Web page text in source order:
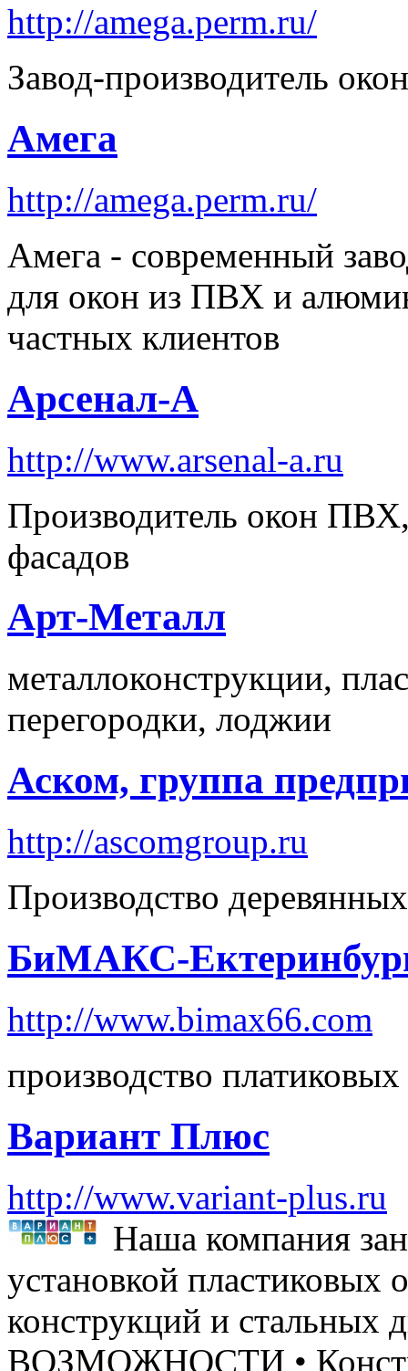
http://amega.perm.ru/
Завод-производитель
Амега
http://amega.perm.ru/
Амега - современный
для окон из ПВХ и
частных клиентов
Арсенал-А
http://www.arsenal-a.ru
Производитель окон
фасадов
Арт-Металл
металлоконструкции,
перегородки, лоджии
Аском, группа
http://ascomgroup.ru
Производство
БиМАКС-
http://www.bimax66.com
производство
Вариант Плюс
http://www.variant-plus.ru
Наша компания
установкой
конструкций и
ВОЗМОЖНОСТИ •